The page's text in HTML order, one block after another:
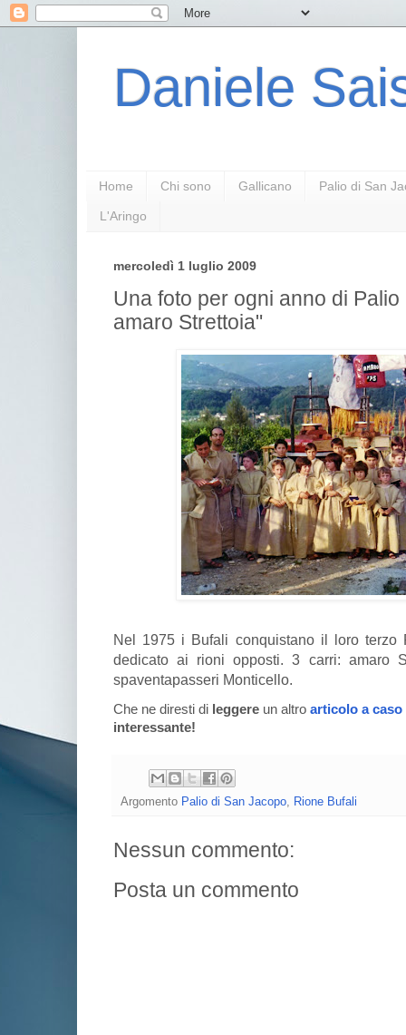
Daniele
Home Chi sono Gallicano Palio di San
L'Aringo
mercoledì 1 luglio 2009
Una foto per ogni anno di
amaro Strettoia"
Nel 1975 i Bufali conquistano il loro terzo
dedicato ai rioni opposti. 3 carri: amaro
spaventapasseri Monticello.
Che ne diresti di leggere un altro articolo a caso
interessante!
Argomento Palio di San Jacopo Rione Bufali
Nessun commento:
Posta un commento